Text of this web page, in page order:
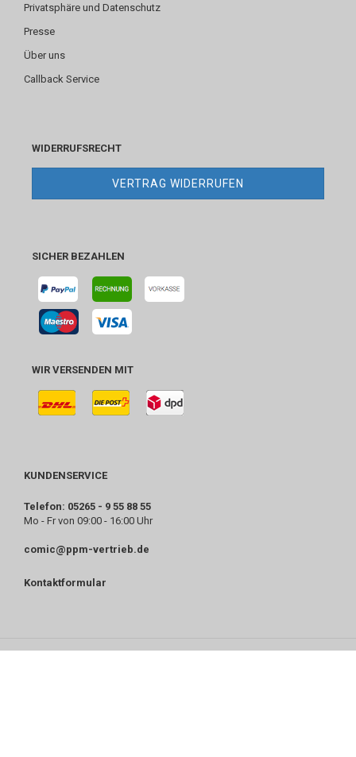
Privatsphäre und Datenschutz
Presse
Über uns
Callback Service
WIDERRUFSRECHT
VERTRAG WIDERRUFEN
SICHER BEZAHLEN
WIR VERSENDEN MIT
KUNDENSERVICE
Telefon: 05265 - 9 55 88 55
Mo - Fr von 09:00 - 16:00 Uhr
comic@ppm-vertrieb.de
Kontaktformular